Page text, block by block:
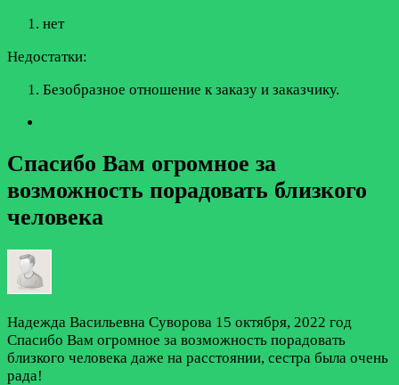
нет
Недостатки:
Безобразное отношение к заказу и заказчику.
Спасибо Вам огромное за
возможность порадовать близкого
человека
Надежда Васильевна Суворова 15 октября, 2022 год
Спасибо Вам огромное за возможность порадовать
близкого человека даже на расстоянии, сестра была очень
рада!